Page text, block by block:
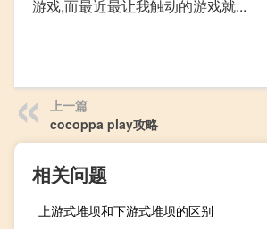
游戏,而最近最让我触动的游戏就...
上一篇
cocoppa play攻略
相关问题
上游式堆坝和下游式堆坝的区别